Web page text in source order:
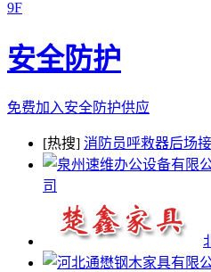
9F
安全防护
免费加入安全防护供应
[热搜] 消防员呼救器后场
司